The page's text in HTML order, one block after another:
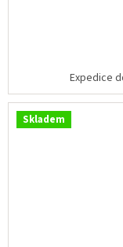
Expedice
Skladem